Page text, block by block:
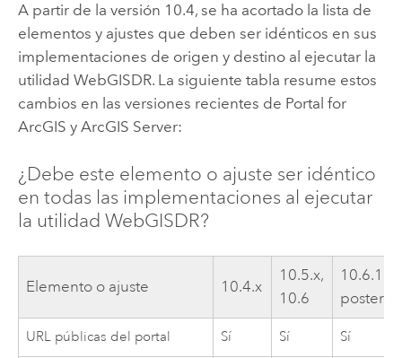
A partir de la versión 10.4, se ha acortado la lista de
elementos y ajustes que deben ser idénticos en sus
implementaciones de origen y destino al ejecutar la
utilidad WebGISDR. La siguiente tabla resume estos
cambios en las versiones recientes de Portal for
ArcGIS y ArcGIS Server:
¿Debe este elemento o ajuste ser idéntico
en todas las implementaciones al ejecutar
la utilidad WebGISDR?
Elemento o ajuste 10.4.x
10.5.x,
10.6
10.6.1 y
URL públicas del portal Sí Sí Sí